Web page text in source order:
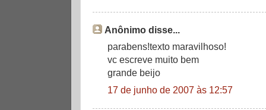
Anônimo disse...
parabens!texto maravilhoso!
vc escreve muito bem
grande beijo
17 de junho de 2007 às 12:57